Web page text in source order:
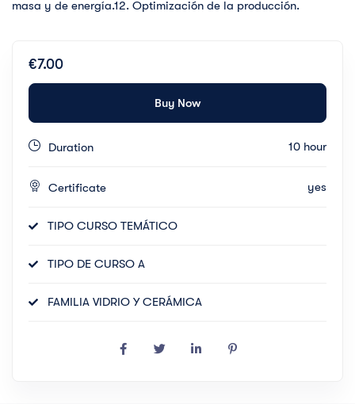
masa y de energía.12. Optimización de la producción.
€7.00
Buy Now
Duration 10 hour
Certificate yes
TIPO CURSO TEMÁTICO
TIPO DE CURSO A
FAMILIA VIDRIO Y CERÁMICA